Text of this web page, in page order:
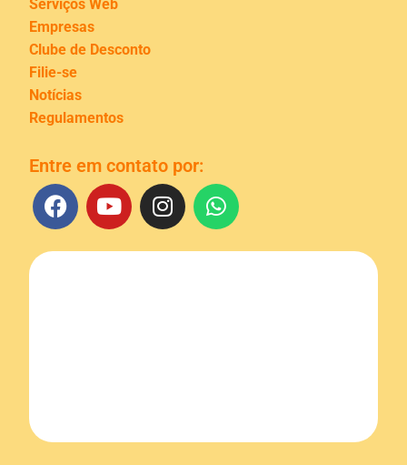
Serviços Web
Empresas
Clube de Desconto
Filie-se
Notícias
Regulamentos
Entre em contato por: